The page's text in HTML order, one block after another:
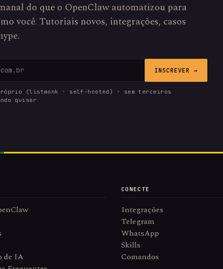
do que o OpenClaw automatizou para
você. Tutoriais novos, integrações, casos
INSCREVER →
(listmonk · self-hosted) · sem terceiros
quiser
de IA
CONECTE
Integrações
Telegram
WhatsApp
Skills
Comandos